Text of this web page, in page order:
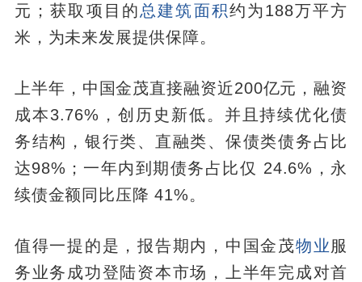
元；获取项目的总建筑面积约为188万平方
米，为未来发展提供保障。
上半年，中国金茂直接融资近200亿元，融资
成本3.76%，创历史新低。并且持续优化债
务结构，银行类、直融类、保债类债务占比
达98%；一年内到期债务占比仅 24.6%，永
续债金额同比压降 41%。
值得一提的是，报告期内，中国金茂物业服
务业务成功登陆资本市场，上半年完成对首